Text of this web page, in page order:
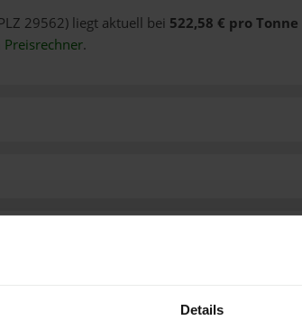
Details
29562) liegt aktuell bei 522,58 € pro Tonne
Preisrechner.